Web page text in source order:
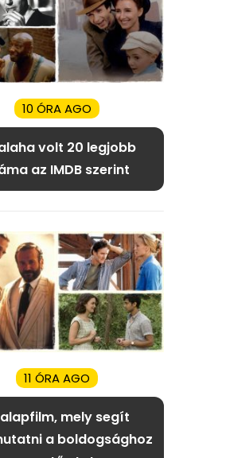
10 ÓRA AGO
volt 20 legjobb
az IMDB szerint
11 ÓRA AGO
alapfilm, mely segít
a boldogsághoz